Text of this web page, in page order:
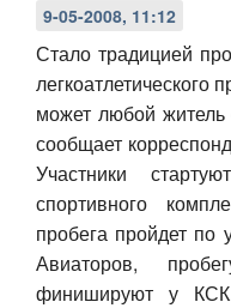
Культура
Медиа
Авто
Спорт
Контакты
9-05-2008, 11:12
Стало традицией
легкоатлетического
может любой житель
сообщает
Участники
спортивного
пробега пройдет по
Авиаторов,
финишируют у